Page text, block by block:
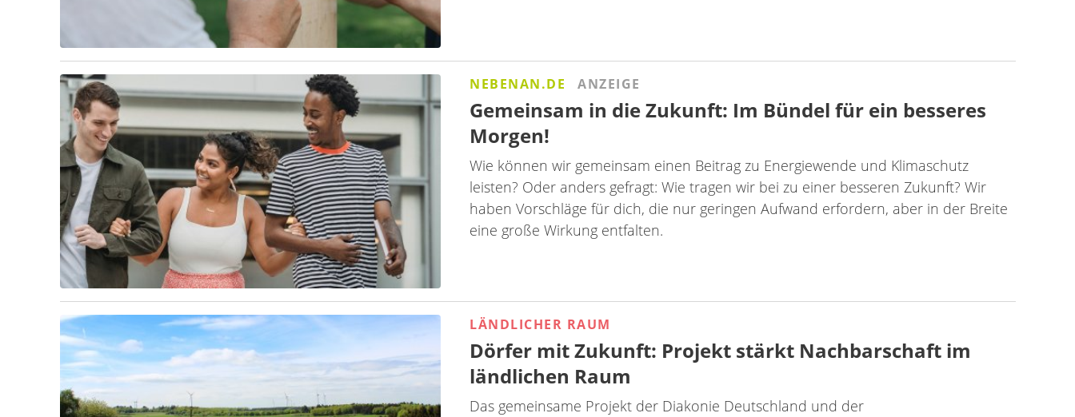
NEBENAN.DE ANZEIGE
Gemeinsam in die Zukunft: Im Bündel für ein besseres
Morgen!
Wie können wir gemeinsam einen Beitrag zu Energiewende und Klimaschutz
leisten? Oder anders gefragt: Wie tragen wir bei zu einer besseren Zukunft? Wir
haben Vorschläge für dich, die nur geringen Aufwand erfordern, aber in der Breite
eine große Wirkung entfalten.
LÄNDLICHER RAUM
Dörfer mit Zukunft: Projekt stärkt Nachbarschaft im
ländlichen Raum
Das gemeinsame Projekt der Diakonie Deutschland und der